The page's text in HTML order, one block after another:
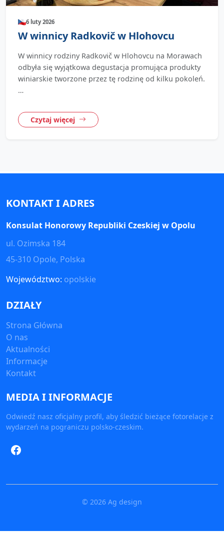
6 luty 2026
W winnicy Radkovič w Hlohovcu
W winnicy rodziny Radkovič w Hlohovcu na Morawach
odbyła się wyjątkowa degustacja promująca produkty
winiarskie tworzone przez tę rodzinę od kilku pokoleń.
…
Czytaj więcej
KONTAKT I ADRES
Konsulat Honorowy Republiki Czeskiej w Opolu
ul. Ozimska 184
45-310 Opole, Polska
Województwo: opolskie
DZIAŁY
Strona Główna
O nas
Aktualności
Informacje
Kontakt
MEDIA I INFORMACJE
Odwiedź nasz oficjalny profil, aby śledzić bieżące fotorelacje z
wydarzeń na pograniczu polsko-czeskim.
Odwiedź nasz profil na Facebooku (otwiera się w
© 2026 Ag design